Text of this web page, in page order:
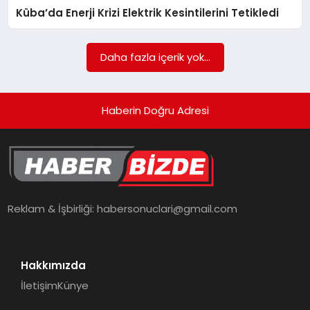
TEKNOLOJI
Küba’da Enerji Krizi Elektrik Kesintilerini Tetikledi
Daha fazla içerik yok...
Haberin Doğru Adresi
Reklam & İşbirliği:habersonuclari@gmail.com
Hakkımızda
İletişimKünye